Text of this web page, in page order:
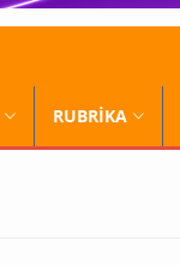
RUBRİKA